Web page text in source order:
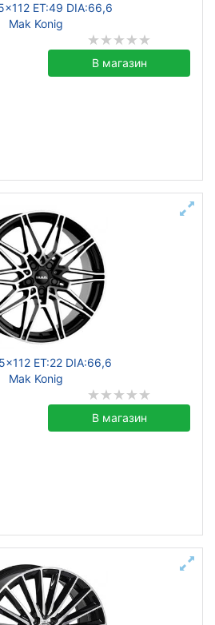
ET:49 DIA:66,6
Mak Konig
В магазин
ET:22 DIA:66,6
Mak Konig
В магазин